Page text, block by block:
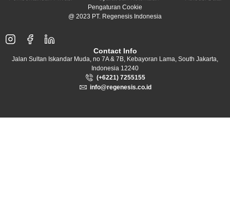
Pengaturan Cookie
@ 2023 PT. Regenesis Indonesia
Contact Info
Jalan Sultan Iskandar Muda, no 7A & 7B, Kebayoran Lama, South Jakarta,
Indonesia 12240
(+6221) 7255155
info@regenesis.co.id